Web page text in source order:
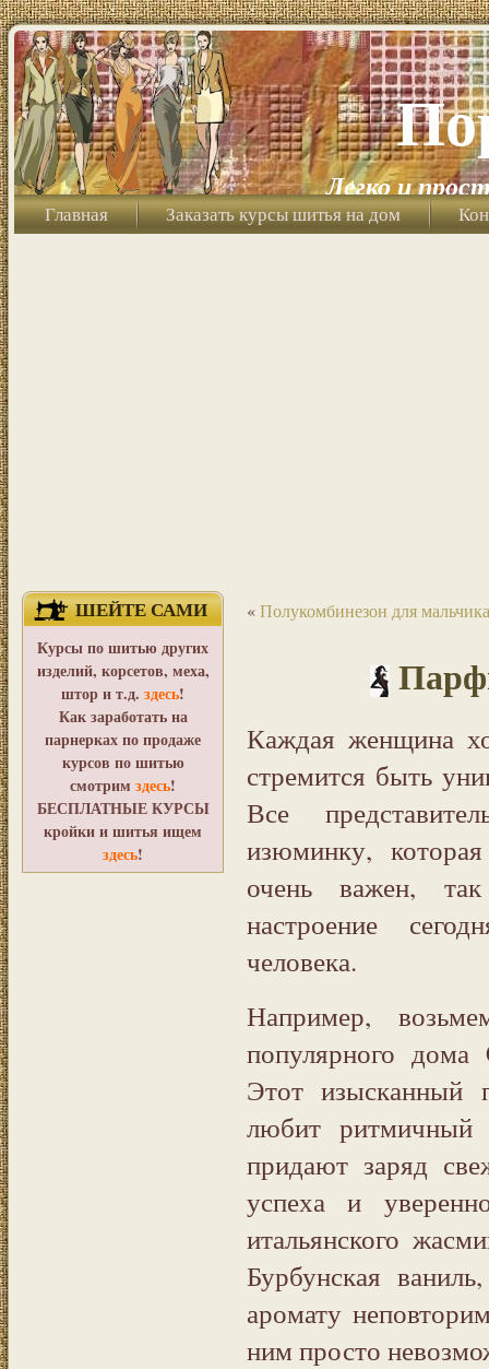
Легко и
Главная Заказать курсы шитья на дом
ШЕЙТЕ САМИ
Курсы по шитью других
изделий, корсетов, меха,
штор и т.д. здесь!
Как заработать на
парнерках по продаже
курсов по шитью
смотрим здесь!
БЕСПЛАТНЫЕ КУРСЫ
кройки и шитья ищем
здесь!
«Полукомбинезон для мальчика
Каждая женщина
стремится быть
Все
изюминку,
очень важен,
настроение
человека.
Например,
популярного
Этот изысканный
любит ритмичный
придают заряд
успеха и
итальянского
Бурбунская
аромату
ним просто